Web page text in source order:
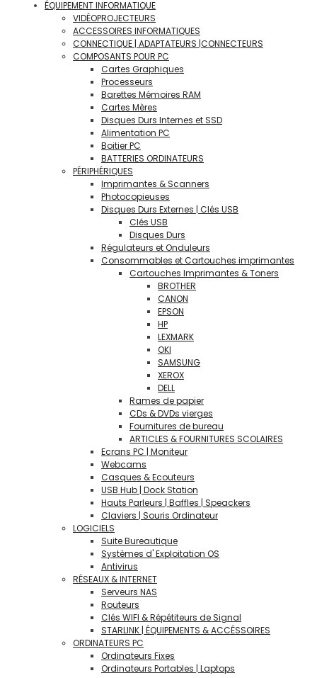
ÉQUIPEMENT INFORMATIQUE
VIDÉOPROJECTEURS
ACCESSOIRES INFORMATIQUES
CONNECTIQUE | ADAPTATEURS |CONNECTEURS
COMPOSANTS POUR PC
Cartes Graphiques
Processeurs
Barettes Mémoires RAM
Cartes Mères
Disques Durs Internes et SSD
Alimentation PC
Boitier PC
BATTERIES ORDINATEURS
PÉRIPHÉRIQUES
Imprimantes & Scanners
Photocopieuses
Disques Durs Externes | Clés USB
Clés USB
Disques Durs
Régulateurs et Onduleurs
Consommables et Cartouches imprimantes
Cartouches Imprimantes & Toners
BROTHER
CANON
EPSON
HP
LEXMARK
OKI
SAMSUNG
XEROX
DELL
Rames de papier
CDs & DVDs vierges
Fournitures de bureau
ARTICLES & FOURNITURES SCOLAIRES
Ecrans PC | Moniteur
Webcams
Casques & Ecouteurs
USB Hub | Dock Station
Hauts Parleurs | Baffles | Speackers
Claviers | Souris Ordinateur
LOGICIELS
Suite Bureautique
Systèmes d' Exploitation OS
Antivirus
RÉSEAUX & INTERNET
Serveurs NAS
Routeurs
Clés WIFI & Répétiteurs de Signal
STARLINK | ÉQUIPEMENTS & ACCÉSSOIRES
ORDINATEURS PC
Ordinateurs Fixes
Ordinateurs Portables | Laptops